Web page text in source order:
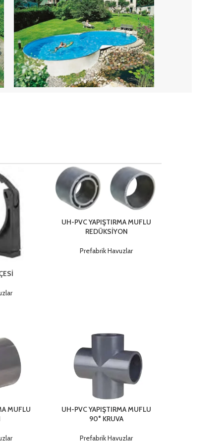
20 CM KANAL IZGARASI KOMPLE
Havuz Kenar Ekipmanları
Kodu Code Ürün Adı / Product Name Genişlik Width Boy
Depth S.Paket S.Package St. Paket Ağırlığı S.Package
UH-PVC YAPIŞTIRMA MUFLU
REDÜKSİYON
Prefabrik Havuzlar
MUFLU
UH-PVC YAPIŞTIRMA MUFLU
90° KRUVA
Prefabrik Havuzlar